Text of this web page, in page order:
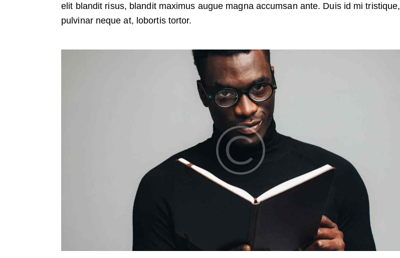
elit blandit risus, blandit maximus augue magna accumsan ante. Duis id mi tristique,
pulvinar neque at, lobortis tortor.